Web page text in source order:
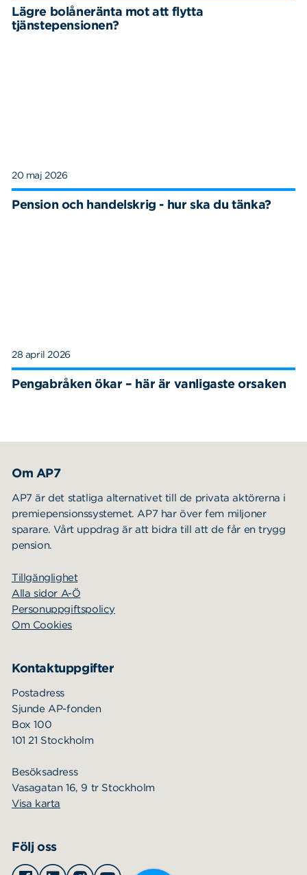
Lägre bolåneränta mot att flytta
tjänstepensionen?
20 maj 2026
Pension och handelskrig - hur ska du tänka?
28 april 2026
Pengabråken ökar – här är vanligaste orsaken
Om AP7
AP7 är det statliga alternativet till de privata aktörerna i
premiepensionssystemet. AP7 har över fem miljoner
sparare. Vårt uppdrag är att bidra till att de får en trygg
pension.
Tillgänglighet
Alla sidor A-Ö
Personuppgiftspolicy
Om Cookies
Kontaktuppgifter
Postadress
Sjunde AP-fonden
Box 100
101 21 Stockholm
Besöksadress
Vasagatan 16, 9 tr Stockholm
Visa karta
Följ oss
Facebook
LinkedinInstagramYoutube